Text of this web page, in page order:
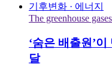
기후변화 · 에너지
The greenhouse
‘숨은 배출원’
달